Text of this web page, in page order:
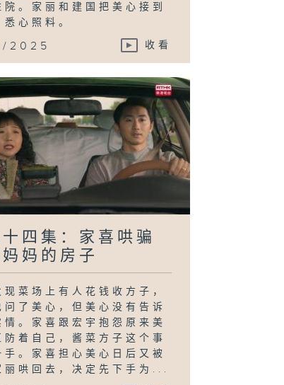
院。家丽和建国把美心接到
悉心照料。
2025 收看
四集：家喜哄骗
妈的房子
现菜场上有人花钱收方子，
问了美心，但美心没有告诉
情。家喜跟宏宇抱怨原来美
防着自己，酱菜方子这个事
手。家喜担心美心日后又被
丽哄回去，决定先下手为...